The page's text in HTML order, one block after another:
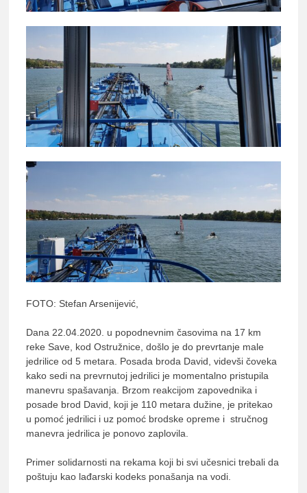
FOTO: Stefan Arsenijević,
Dana 22.04.2020. u popodnevnim časovima na 17 km
reke Save, kod Ostružnice, došlo je do prevrtanje male
jedrilice od 5 metara. Posada broda David, videvši čoveka
kako sedi na prevrnutoj jedrilici je momentalno pristupila
manevru spašavanja. Brzom reakcijom zapovednika i
posade brod David, koji je 110 metara dužine, je pritekao
u pomoć jedrilici i uz pomoć brodske opreme i stručnog
manevra jedrilica je ponovo zaplovila.
Primer solidarnosti na rekama koji bi svi učesnici trebali da
poštuju kao lađarski kodeks ponašanja na vodi.